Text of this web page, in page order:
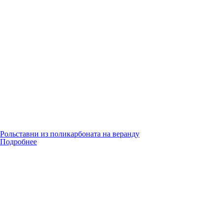
Рольставни из поликарбоната на веранду
Подробнее